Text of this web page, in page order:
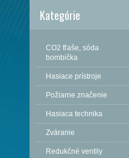
Kategórie
CO2 fľaše, sóda
bombička
Hasiace prístroje
Požiarne značenie
Hasiaca technika
Zváranie
Redukčné ventily